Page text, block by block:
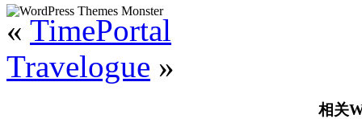
« TimePortal
Travelogue »
相关